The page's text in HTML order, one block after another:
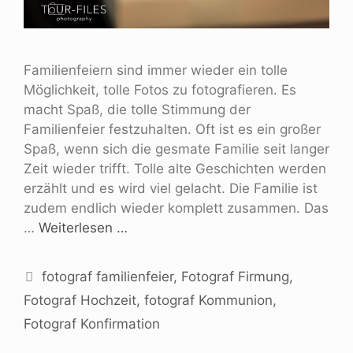
Familienfeiern sind immer wieder ein tolle
Möglichkeit, tolle Fotos zu fotografieren. Es
macht Spaß, die tolle Stimmung der
Familienfeier festzuhalten. Oft ist es ein großer
Spaß, wenn sich die gesmate Familie seit langer
Zeit wieder trifft. Tolle alte Geschichten werden
erzählt und es wird viel gelacht. Die Familie ist
zudem endlich wieder komplett zusammen. Das
… Weiterlesen …
fotograf familienfeier, Fotograf Firmung,
Fotograf Hochzeit, fotograf Kommunion,
Fotograf Konfirmation